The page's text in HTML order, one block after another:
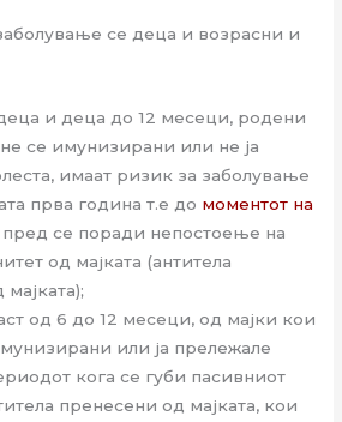
се деца и возрасни и
и деца до 12 месеци, родени
се имунизирани или не ја
имаат ризик за заболување
прва година т.е до моментот на
пред се поради непостоење на
од мајката (антитела
од 6 до 12 месеци, од мајки кои
или ја прележале
кога се губи пасивниот
пренесени од мајката, кои